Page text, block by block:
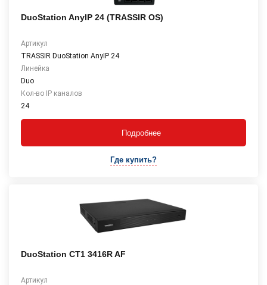
DuoStation AnyIP 24 (TRASSIR OS)
Артикул
TRASSIR DuoStation AnyIP 24
Линейка
Duo
Кол-во IP каналов
24
Подробнее
Где купить?
DuoStation CT1 3416R AF
Артикул